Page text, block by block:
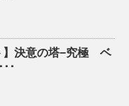
】決意の塔−究極 ベ
･